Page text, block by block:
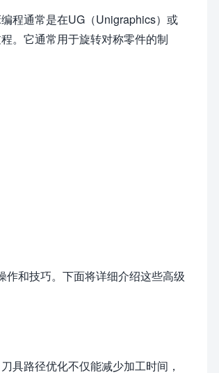
程通常是在UG（Unigraphics）或
。它通常用于旋转对称零件的制
作和技巧。下面将详细介绍这些高级
具路径优化不仅能减少加工时间，